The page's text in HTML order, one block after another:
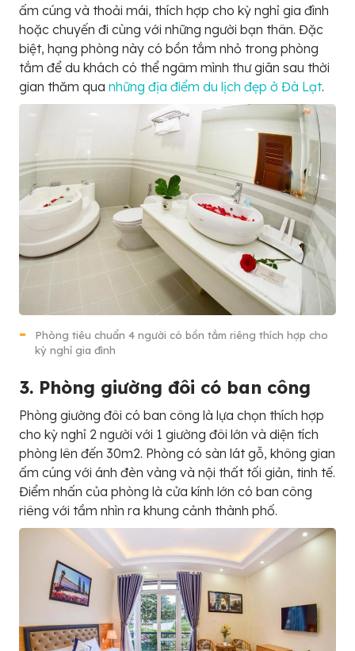
ấm cúng và thoải mái, thích hợp cho kỳ nghỉ gia đình
hoặc chuyến đi cùng với những người bạn thân. Đặc
biệt, hạng phòng này có bồn tắm nhỏ trong phòng
tắm để du khách có thể ngâm mình thư giãn sau thời
gian thăm qua những địa điểm du lịch đẹp ở Đà Lạt.
Phòng tiêu chuẩn 4 người có bồn tắm riêng thích hợp cho
kỳ nghỉ gia đình
3. Phòng giường đôi có ban công
Phòng giường đôi có ban công là lựa chọn thích hợp
cho kỳ nghỉ 2 người với 1 giường đôi lớn và diện tích
phòng lên đến 30m2. Phòng có sàn lát gỗ, không gian
ấm cúng với ánh đèn vàng và nội thất tối giản, tinh tế.
Điểm nhấn của phòng là cửa kính lớn có ban công
riêng với tầm nhìn ra khung cảnh thành phố.